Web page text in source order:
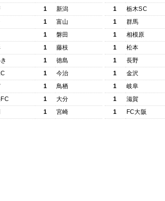
1
新潟
1
富山
1
磐田
1
藤枝
1
徳島
1
今治
1
鳥栖
1
大分
1 宮崎
1
栃木SC
1
群馬
1
相模原
1
松本
1
長野
1
金沢
1
岐阜
1
滋賀
1
FC大阪